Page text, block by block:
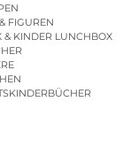
FIGUREN
& KINDER LUNCHBOX